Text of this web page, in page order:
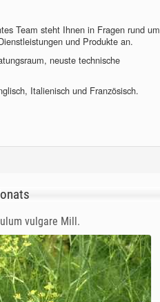
Team steht Ihnen in Fragen rund um
und Produkte an.
neuste technische
Italienisch und Französisch.
vulgare Mill.